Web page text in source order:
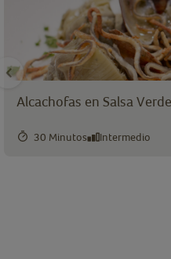
Alcachofas en Salsa Verde
30 Minutos Intermedio